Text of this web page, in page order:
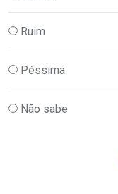
Ruim
Péssima
Não sabe